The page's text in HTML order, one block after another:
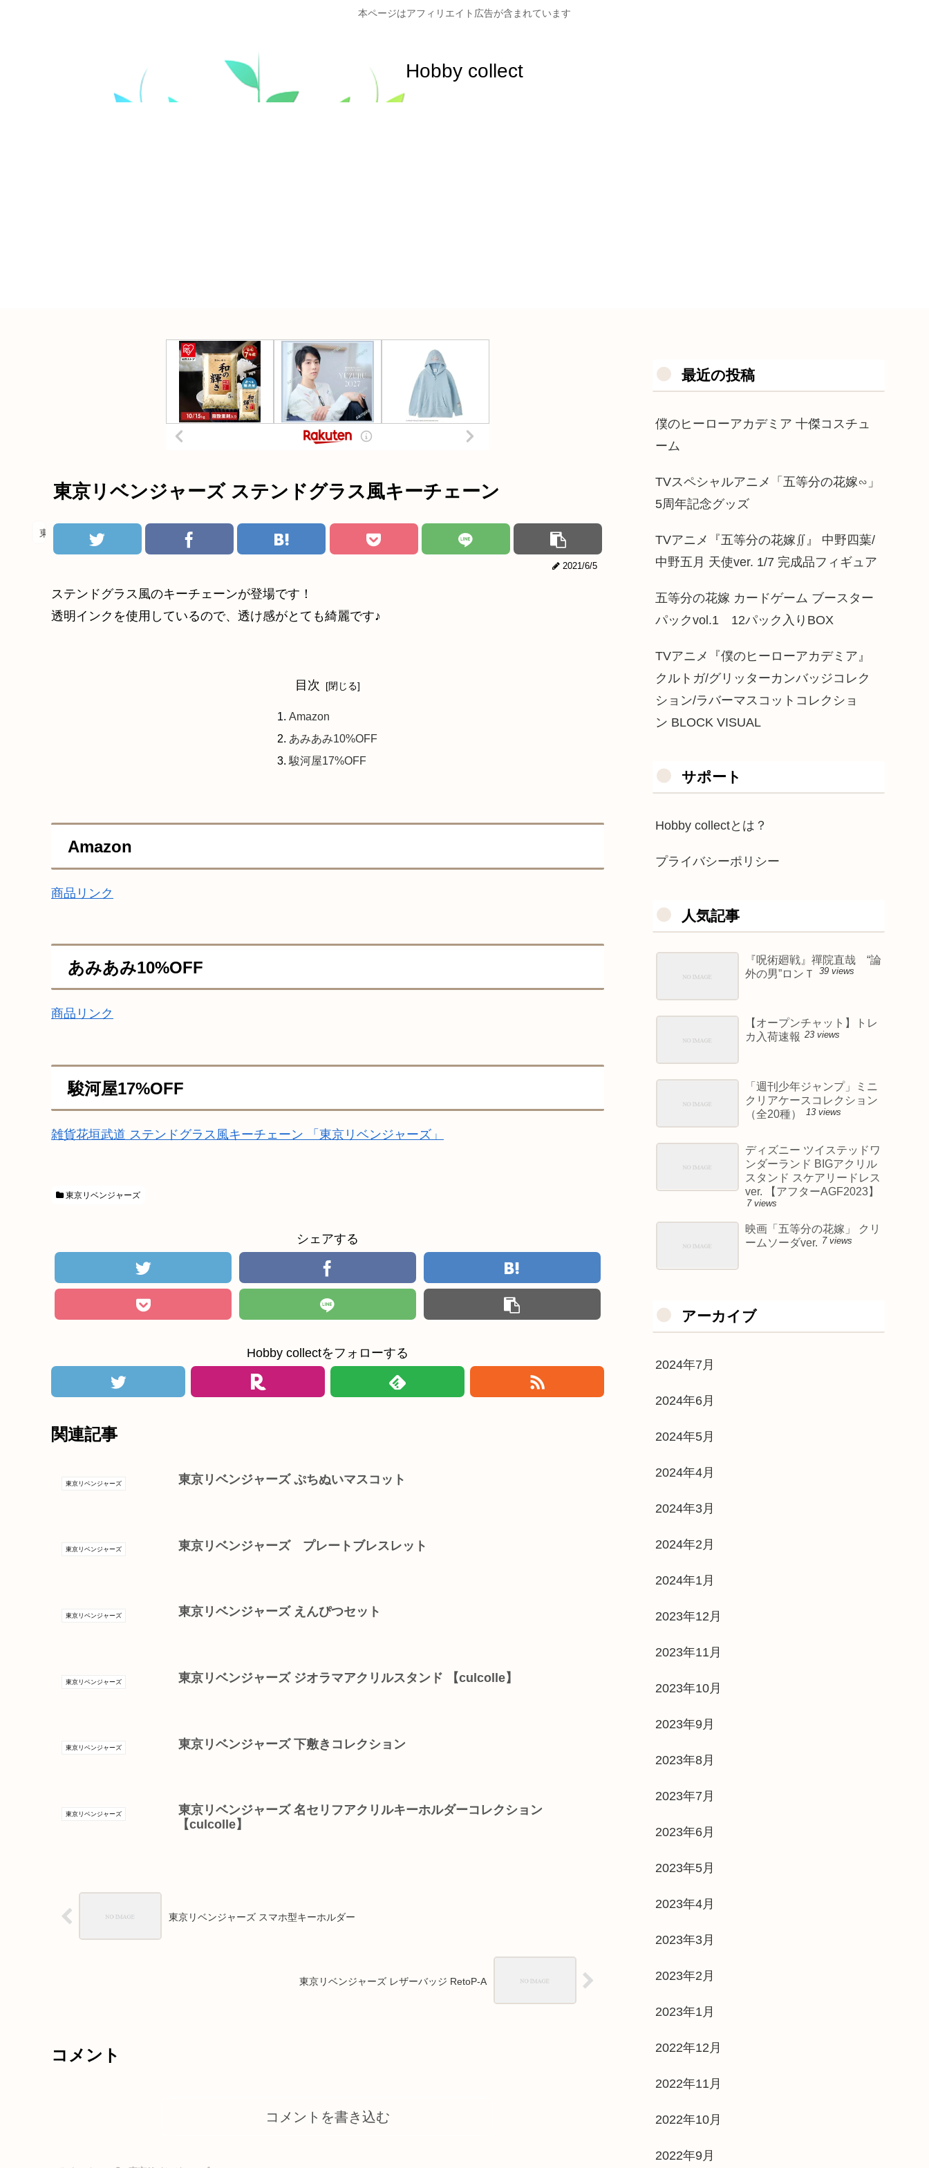
本ページはアフィリエイト広告が含まれています
Hobby collect
東京リベンジャーズ ステンドグラス風キーチェーン
東京リベンジャーズ
2021/6/5
ステンドグラス風のキーチェーンが登場です！
透明インクを使用しているので、透け感がとても綺麗です♪
目次
Amazon
あみあみ10%OFF
駿河屋17%OFF
Amazon
商品リンク
あみあみ10%OFF
商品リンク
駿河屋17%OFF
雑貨花垣武道 ステンドグラス風キーチェーン 「東京リベンジャーズ」
東京リベンジャーズ
シェアする
Hobby collectをフォローする
関連記事
東京リベンジャーズ 東京リベンジャーズ ぷちぬいマスコット
東京リベンジャーズ 東京リベンジャーズ プレートブレスレット
東京リベンジャーズ 東京リベンジャーズ えんぴつセット
東京リベンジャーズ 東京リベンジャーズ ジオラマアクリルスタンド 【culcolle】
東京リベンジャーズ 東京リベンジャーズ 下敷きコレクション
東京リベンジャーズ
東京リベンジャーズ 名セリフアクリルキーホルダーコレクション
【culcolle】
東京リベンジャーズ スマホ型キーホルダー
東京リベンジャーズ レザーバッジ RetoP-A
コメント
コメントを書き込む
最近の投稿
僕のヒーローアカデミア 十傑コスチュ
ーム
TVスペシャルアニメ「五等分の花嫁∽」
5周年記念グッズ
TVアニメ『五等分の花嫁∬』 中野四葉/
中野五月 天使ver. 1/7 完成品フィギュア
五等分の花嫁 カードゲーム ブースター
パックvol.1 12パック入りBOX
TVアニメ『僕のヒーローアカデミア』
クルトガ/グリッターカンバッジコレク
ション/ラバーマスコットコレクショ
ン BLOCK VISUAL
サポート
Hobby collectとは？
プライバシーポリシー
人気記事
『呪術廻戦』禪院直哉 “論
外の男”ロンＴ
39 views
【オープンチャット】トレ
カ入荷速報 23 views
「週刊少年ジャンプ」ミニ
クリアケースコレクション
（全20種）
13 views
ディズニー ツイステッドワ
ンダーランド BIGアクリル
スタンド スケアリードレス
ver. 【アフターAGF2023】
7 views
映画「五等分の花嫁」 クリ
ームソーダver. 7 views
アーカイブ
2024年7月
2024年6月
2024年5月
2024年4月
2024年3月
2024年2月
2024年1月
2023年12月
2023年11月
2023年10月
2023年9月
2023年8月
2023年7月
2023年6月
2023年5月
2023年4月
2023年3月
2023年2月
2023年1月
2022年12月
2022年11月
2022年10月
2022年9月